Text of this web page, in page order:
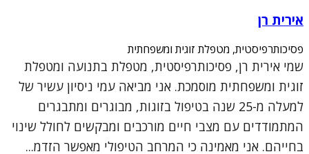
אירית רן
פסיכותרפיסטית, מטפלת זוגית ומשפחתית
שמי אירית רן, פסיכותרפיסטית, מטפלת בתנועה ומטפלת
זוגית ומשפחתית מוסמכת. אני מביאה עמי ניסיון עשיר של
למעלה מ-25 שנה בטיפול בזוגות, מבוגרים ומתבגרים
המתמודדים עם מצבי חיים מורכבים ומבקשים לחולל שינוי
בחייהם. אני מאמינה כי המרחב הטיפולי מאפשר הזדמ...